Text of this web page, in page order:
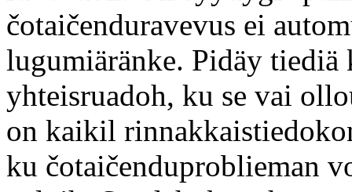
čotaičenduravevus ei
lugumiäränke. Pidäy tiediä
yhteisruadoh, ku se vai
on kaikil
ku čotaičenduproblieman